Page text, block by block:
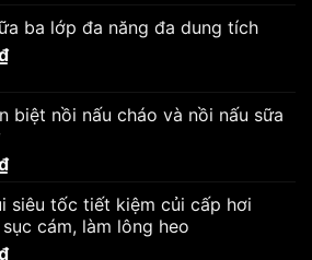
ba lớp đa năng đa dung tích
biệt nồi nấu cháo và nồi nấu sữa
siêu tốc tiết kiệm củi cấp hơi
cám, làm lông heo